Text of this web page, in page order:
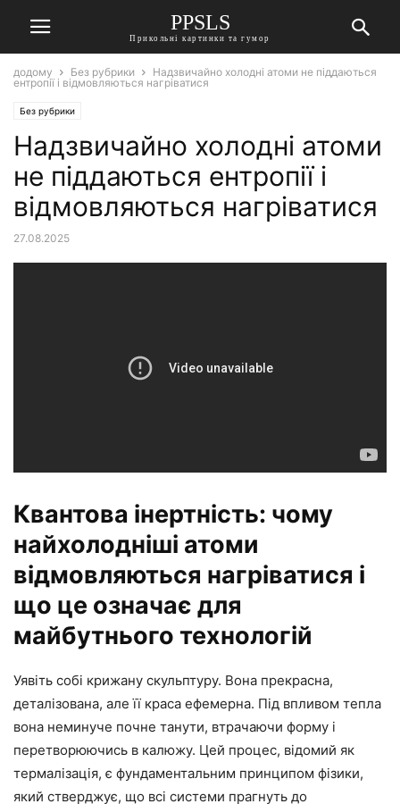
PPSLS
Прикольні картинки та гумор
додому Без рубрики
Надзвичайно холодні атоми не піддаються
ентропії і відмовляються нагріватися
Без рубрики
Надзвичайно холодні атоми
не піддаються ентропії і
відмовляються нагріватися
27.08.2025
Квантова інертність: чому
найхолодніші атоми
відмовляються нагріватися і
що це означає для
майбутнього технологій
Уявіть собі крижану скульптуру. Вона прекрасна,
деталізована, але її краса ефемерна. Під впливом тепла
вона неминуче почне танути, втрачаючи форму і
перетворюючись в калюжу. Цей процес, відомий як
термалізація, є фундаментальним принципом фізики,
який стверджує, що всі системи прагнуть до